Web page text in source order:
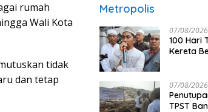
rumah
Wali Kota
tidak
dan tetap
Metropolis
07/08/2026
100 Hari
Kereta
07/08/2026
TPST